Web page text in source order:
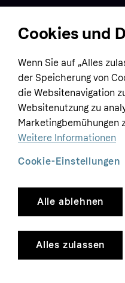
Home
Customer service
Terms & conditions
Privacy policy
Tracking technology
Business
Sell with Klarna
Contact us
Global
Klarna.com
Cookies und
Wenn Sie auf „Alles
der Speicherung von
die Websitenavigation
Websitenutzung zu
Marketingbemühungen
Weitere Informationen
Alle ablehnen
Alles zulassen
Cookie-Einstellungen